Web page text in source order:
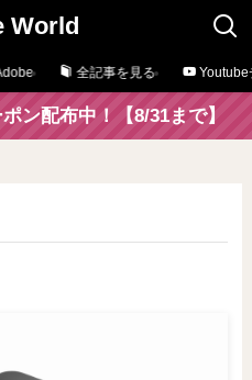
World
全記事を見る Youtube
ン配布中！【8/31まで】